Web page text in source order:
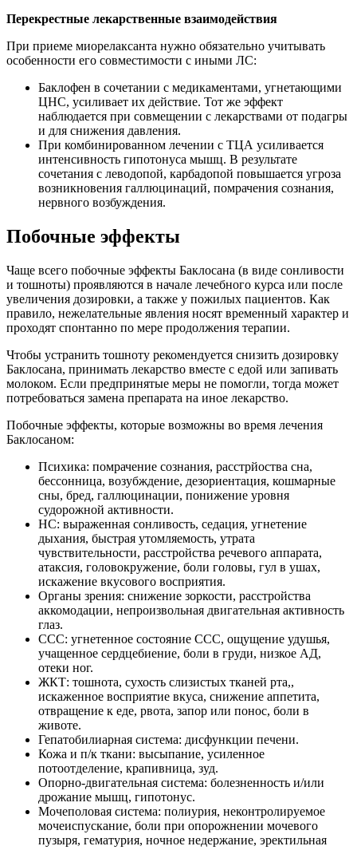
Перекрестные лекарственные взаимодействия
При приеме миорелаксанта нужно обязательно учитывать
особенности его совместимости с иными ЛС:
Баклофен в сочетании с медикаментами, угнетающими
ЦНС, усиливает их действие. Тот же эффект
наблюдается при совмещении с лекарствами от подагры
и для снижения давления.
При комбинированном лечении с ТЦА усиливается
интенсивность гипотонуса мышц. В результате
сочетания с леводопой, карбадопой повышается угроза
возникновения галлюцинаций, помрачения сознания,
нервного возбуждения.
Побочные эффекты
Чаще всего побочные эффекты Баклосана (в виде сонливости
и тошноты) проявляются в начале лечебного курса или после
увеличения дозировки, а также у пожилых пациентов. Как
правило, нежелательные явления носят временный характер и
проходят спонтанно по мере продолжения терапии.
Чтобы устранить тошноту рекомендуется снизить дозировку
Баклосана, принимать лекарство вместе с едой или запивать
молоком. Если предпринятые меры не помогли, тогда может
потребоваться замена препарата на иное лекарство.
Побочные эффекты, которые возможны во время лечения
Баклосаном:
Психика: помрачение сознания, расстрйоства сна,
бессонница, возубждение, дезориентация, кошмарные
сны, бред, галлюцинации, понижение уровня
судорожной активности.
НС: выраженная сонливость, седация, угнетение
дыхания, быстрая утомляемость, утрата
чувствительности, расстройства речевого аппарата,
атаксия, головокружение, боли головы, гул в ушах,
искажение вкусового восприятия.
Органы зрения: снижение зоркости, расстройства
аккомодации, непроизвольная двигательная активность
глаз.
ССС: угнетенное состояние ССС, ощущение удушья,
учащенное сердцебиение, боли в груди, низкое АД,
отеки ног.
ЖКТ: тошнота, сухость слизистых тканей рта,,
искаженное восприятие вкуса, снижение аппетита,
отвращение к еде, рвота, запор или понос, боли в
животе.
Гепатобилиарная система: дисфункции печени.
Кожа и п/к ткани: высыпание, усиленное
потоотделение, крапивница, зуд.
Опорно-двигательная система: болезненность и/или
дрожание мышц, гипотонус.
Мочеполовая система: полиурия, неконтролируемое
мочеиспускание, боли при опорожнении мочевого
пузыря, гематурия, ночное недержание, эректильная